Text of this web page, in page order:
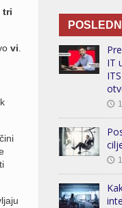
tri
vi
IT
🕔
🕔